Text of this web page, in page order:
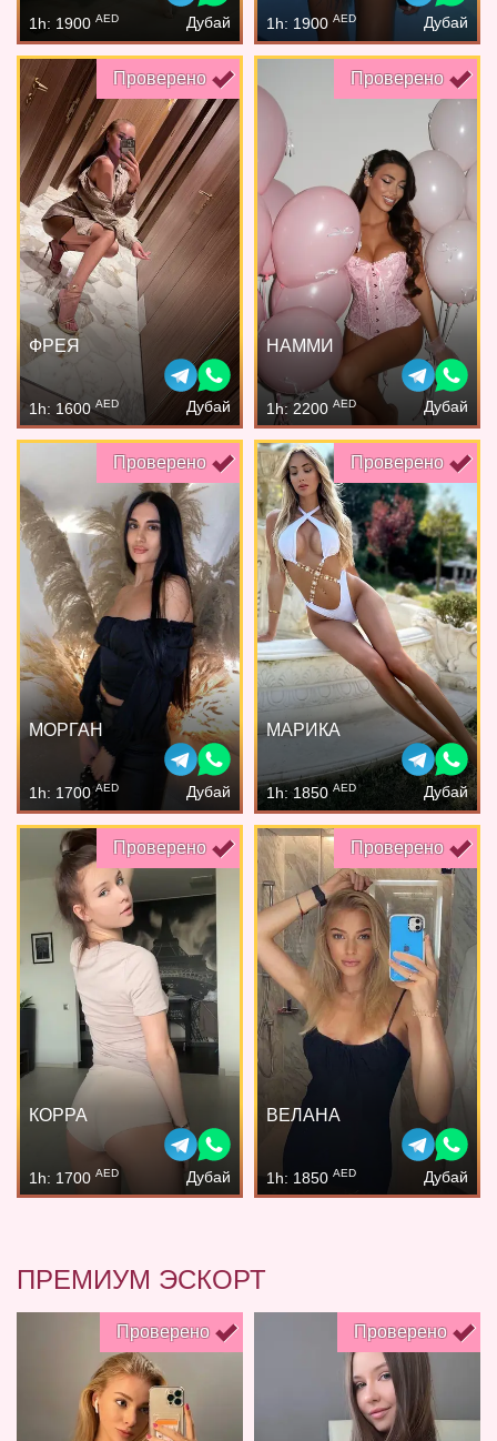
1h: 1900 AED Дубай 1h: 1900 AED Дубай
Проверено
ФРЕЯ
1h: 1600AED Дубай
Проверено
НАММИ
1h: 2200 AED Дубай
Проверено
МОРГАН
1h: 1700AED Дубай
Проверено
МАРИКА
1h: 1850 AED Дубай
Проверено
КОРРА
1h: 1700 AED Дубай
Проверено
ВЕЛАНА
1h: 1850 AED Дубай
ПРЕМИУМ ЭСКОРТ
Проверено Проверено